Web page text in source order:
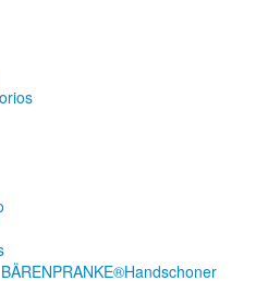
BÄRENPRANKE®Handschoner